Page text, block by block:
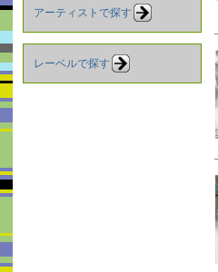
アーティストで探す
レーベルで探す